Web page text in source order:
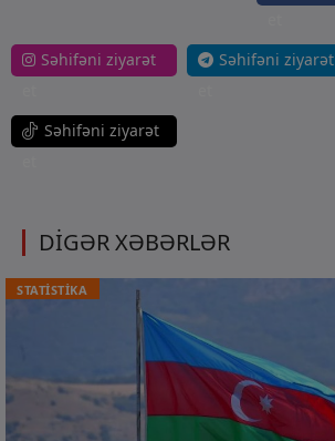
Səhifəni ziyarət
Səhifəni ziyarət
Səhifəni ziyarət
DİGƏR XƏBƏRLƏR
STATİSTİKA